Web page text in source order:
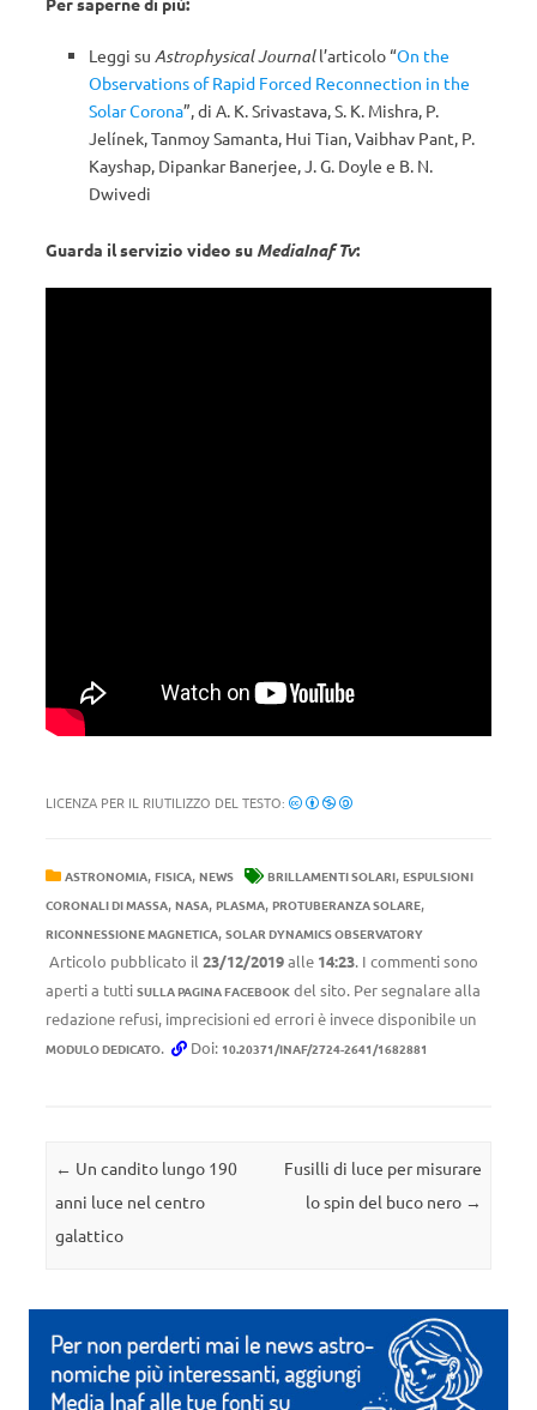
Leggi su Astrophysical Journall’articolo “On the
Observations of Rapid Forced Reconnection in the
Solar Corona”, di A. K. Srivastava, S. K. Mishra, P.
Jelínek, Tanmoy Samanta, Hui Tian, Vaibhav Pant, P.
Kayshap, Dipankar Banerjee, J. G. Doyle e B. N.
Dwivedi
Guarda il servizio video su MediaInaf Tv:
LICENZA PER IL RIUTILIZZO DEL TESTO:
ASTRONOMIA, FISICA, NEWS BRILLAMENTI SOLARI, ESPULSIONI
CORONALI DI MASSA, NASA, PLASMA, PROTUBERANZA SOLARE,
RICONNESSIONE MAGNETICA, SOLAR DYNAMICS OBSERVATORY
Articolo pubblicato il 23/12/2019alle 14:23. I commenti sono
aperti a tutti SULLA PAGINA FACEBOOK del sito. Per segnalare alla
redazione refusi, imprecisioni ed errori è invece disponibile un
MODULO DEDICATO. Doi: 10.20371/INAF/2724-2641/1682881
Navigazione articolo
← Un candito lungo 190
anni luce nel centro
galattico
Fusilli di luce per misurare
lo spin del buco nero →